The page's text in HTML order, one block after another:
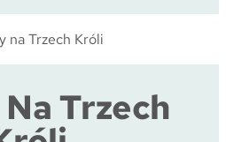
na Trzech Króli
Trzech